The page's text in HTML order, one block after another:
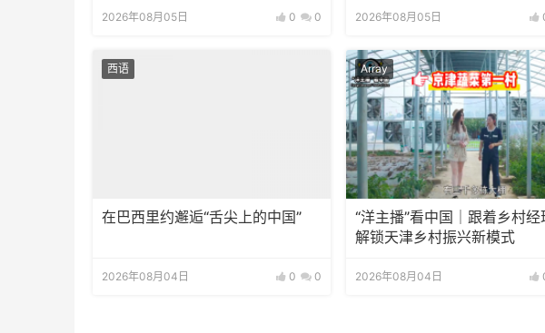
2026年08月05日 0 0 2026年08月05日
西语
在巴西里约邂逅“舌尖上的中国”
2026年08月04日 0 0
Array
“洋主播”看中国｜跟着乡村经
解锁天津乡村振兴新模式
2026年08月04日